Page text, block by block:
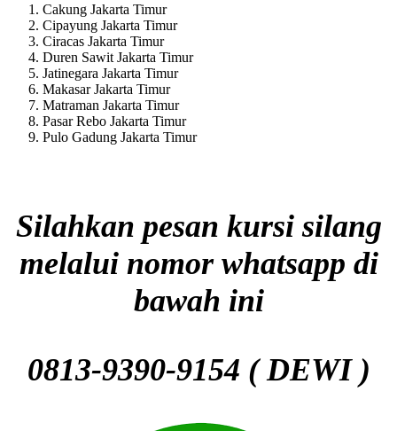
Cakung Jakarta Timur
Cipayung Jakarta Timur
Ciracas Jakarta Timur
Duren Sawit Jakarta Timur
Jatinegara Jakarta Timur
Makasar Jakarta Timur
Matraman Jakarta Timur
Pasar Rebo Jakarta Timur
Pulo Gadung Jakarta Timur
Silahkan pesan kursi silang
melalui nomor whatsapp di
bawah ini
0813-9390-9154 ( DEWI )